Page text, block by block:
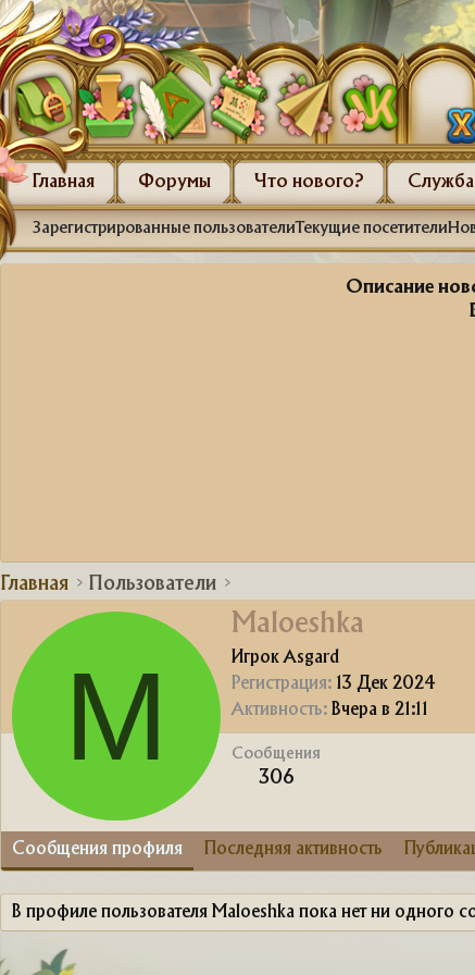
Главная Форумы Что нового?
Зарегистрированные пользователиТекущие посетители
Описание
Главная Пользователи
M
Maloeshka
Игрок Asgard
Регистрация
13 Дек 2024
Активность Вчера в 21:11
Сообщения
306
Сообщения профиля Последняя активность
В профиле пользователя Maloeshka пока нет ни одного